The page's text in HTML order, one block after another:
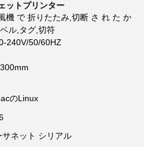
ットプリンター
機 で 折りたたみ,切断 さ れ た か
ル,タグ,切符
240V/50/60HZ
のLinux
サネット シリアル